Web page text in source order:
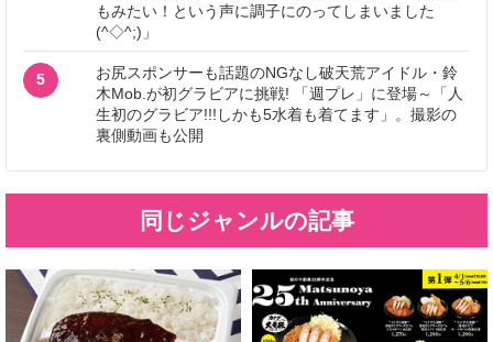
もみたい！という声に調子にのってしまいました
(^◇^;)」
5
お尻スポンサーも話題のNGなし破天荒アイドル・鈴
木Mob.が初グラビアに挑戦! 「週プレ」に登場～「人
生初のグラビア!!!しかも5水着も着てます」。撮影の
裏側動画も公開
同じジャンルの記事